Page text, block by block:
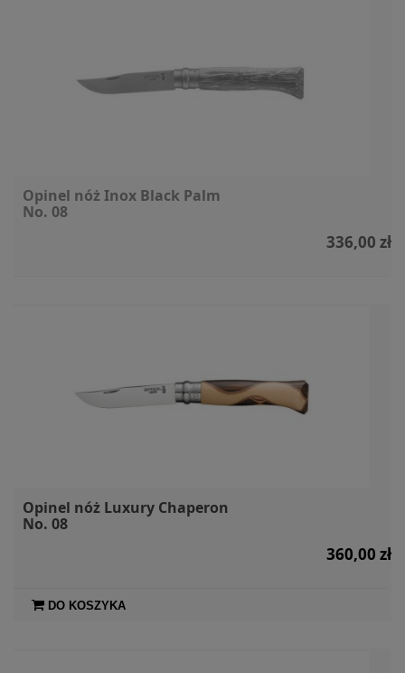
Opinel nóż Inox Black Palm
No. 08
336,00 zł
Opinel nóż Luxury Chaperon
No. 08
360,00 zł
DO KOSZYKA